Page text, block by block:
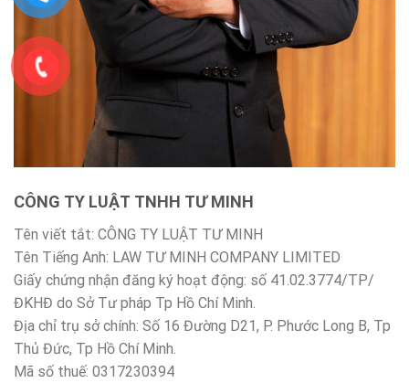
CÔNG TY LUẬT TNHH TƯ MINH
Tên viết tắt: CÔNG TY LUẬT TƯ MINH
Tên Tiếng Anh: LAW TƯ MINH COMPANY LIMITED
Giấy chứng nhận đăng ký hoạt động: số 41.02.3774/TP/
ĐKHĐ do Sở Tư pháp Tp Hồ Chí Minh.
Địa chỉ trụ sở chính: Số 16 Đường D21, P. Phước Long B, Tp
Thủ Đức, Tp Hồ Chí Minh.
Mã số thuế: 0317230394